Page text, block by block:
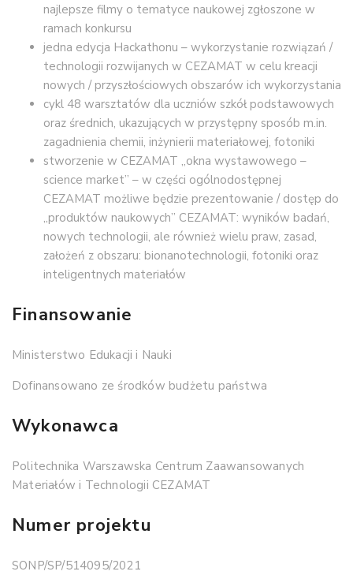
najlepsze filmy o tematyce naukowej zgłoszone w
ramach konkursu
jedna edycja Hackathonu – wykorzystanie rozwiązań /
technologii rozwijanych w CEZAMAT w celu kreacji
nowych / przyszłościowych obszarów ich wykorzystania
cykl 48 warsztatów dla uczniów szkół podstawowych
oraz średnich, ukazujących w przystępny sposób m.in.
zagadnienia chemii, inżynierii materiałowej, fotoniki
stworzenie w CEZAMAT „okna wystawowego –
science market” – w części ogólnodostępnej
CEZAMAT możliwe będzie prezentowanie / dostęp do
„produktów naukowych” CEZAMAT: wyników badań,
nowych technologii, ale również wielu praw, zasad,
założeń z obszaru: bionanotechnologii, fotoniki oraz
inteligentnych materiałów
Finansowanie
Ministerstwo Edukacji i Nauki
Dofinansowano ze środków budżetu państwa
Wykonawca
Politechnika Warszawska Centrum Zaawansowanych
Materiałów i Technologii CEZAMAT
Numer projektu
SONP/SP/514095/2021